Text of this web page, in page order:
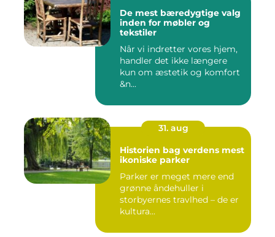
De mest bæredygtige valg
inden for møbler og
tekstiler
Når vi indretter vores hjem,
handler det ikke længere
kun om æstetik og komfort
&n...
31. aug
Historien bag verdens mest
ikoniske parker
Parker er meget mere end
grønne åndehuller i
storbyernes travlhed – de er
kultura...